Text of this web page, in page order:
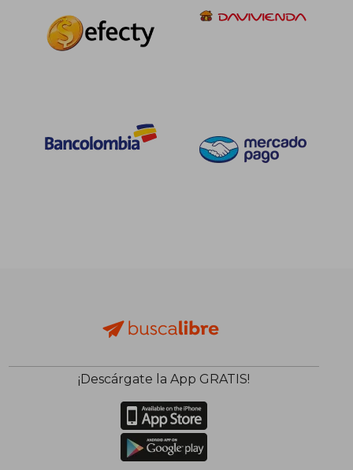
¡Descárgate la App GRATIS!